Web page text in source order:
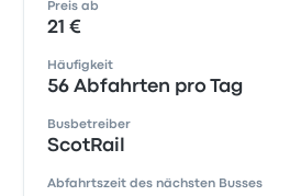
Preis ab
21 €
Häufigkeit
56 Abfahrten pro Tag
Busbetreiber
ScotRail
Abfahrtszeit des nächsten Busses